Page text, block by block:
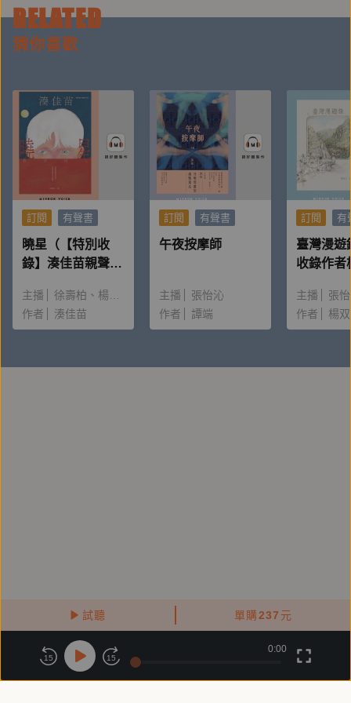
試聽 單購237 元
．《麥田裡的老師》、《心教》、《心念》心靈實作名
師、暢銷作家李崇建。
◎由對話時，把耳朵和心靈打開傾聽談起，學習適時停
頓、語意明確，並以「怎麼了？」、「怎麼辦？」表達
好奇。每天五分鐘的練習，建立和諧與自在的人際相
處。
【名人推薦】
薦！21位教育工作者感動推薦！
人是群居動物，自然少不得溝通。從前人說，話不投機
曾明鴻（國立馬公高級中學老師）－－
我們為什麼要對話？如何進行對話？對話要說些什麼？
作者在《對話的力量》回答了這三個問題。這是一本讓
RELATED
猜你喜歡
訂閱 有聲書
曉星（【特別收
錄】湊佳苗親聲朗
主播 徐壽柏
楊雅淳
作者
湊佳苗
訂閱 有聲書
午夜按摩師
主播
張怡沁
作者
譚端
訂閱 有
臺灣漫遊
收錄作者
主播
張
作者
楊
關於鏡好聽
商務合作 付費條款 會員條款
15 15
0:00